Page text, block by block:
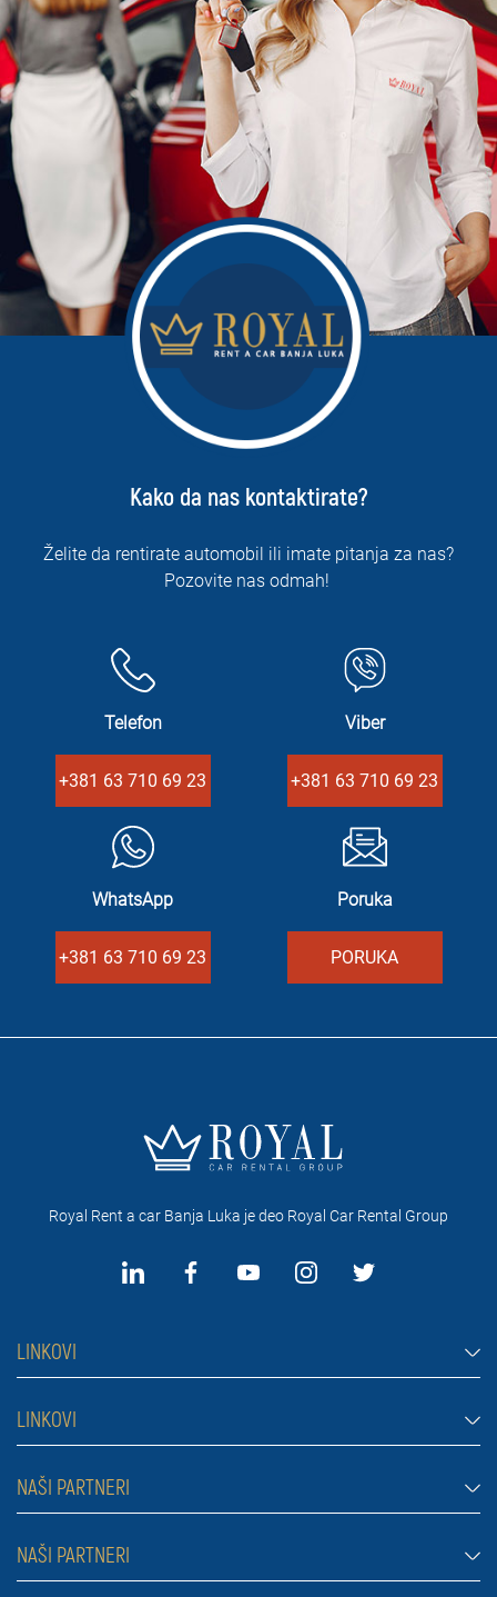
Kako da nas kontaktirate?
Želite da rentirate automobil ili imate pitanja za nas?
Pozovite nas odmah!
Telefon
+381 63 710 69 23
Viber
+381 63 710 69 23
WhatsApp
+381 63 710 69 23
Poruka
PORUKA
Royal Rent a car Banja Luka je deo Royal Car Rental Group
LINKOVI
Rent a car Banja Luka
Automobili
Džipovi i SUV vozila
Luksuzni automobili
LINKOVI
Najčešća pitanja
Uslovi najma
Blog
NAŠI PARTNERI
Rent a car Beograd ZIM
Rent a car Beograd ALDI
NAŠI PARTNERI